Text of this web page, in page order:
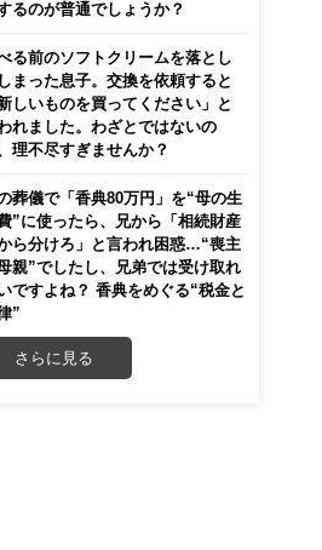
るのが普通でしょうか？
る前のソフトクリームを落とし
まった息子。交換を依頼すると
新しいものを買ってください」と
れました。わざとではないの
理不尽すぎませんか？
葬儀で「香典80万円」を“母の生
”に使ったら、兄から「相続財産
ら分けろ」と言われ困惑…“喪主
親”でしたし、兄弟では受け取れ
ですよね？ 香典をめぐる“税金と
”
さらに見る